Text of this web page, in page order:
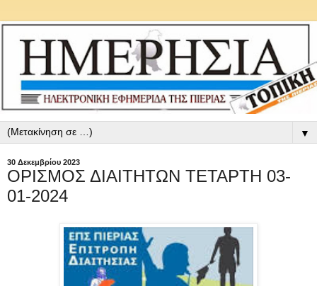
▼
30 Δεκεμβρίου 2023
ΟΡΙΣΜΟΣ ΔΙΑΙΤΗΤΩΝ ΤΕΤΑΡΤΗ 03-
01-2024